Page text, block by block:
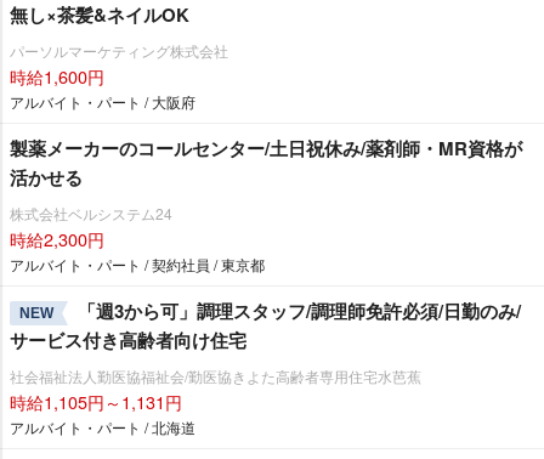
無し×茶髪&ネイルOK
パーソルマーケティング株式会社
時給1,600円
アルバイト・パート / 大阪府
製薬メーカーのコールセンター/土日祝休み/薬剤師・MR資格が
活かせる
株式会社ベルシステム24
時給2,300円
アルバイト・パート / 契約社員 / 東京都
NEW
「週3から可」調理スタッフ/調理師免許必須/日勤のみ/
サービス付き高齢者向け住宅
社会福祉法人勤医協福祉会/勤医協きよた高齢者専用住宅水芭蕉
時給1,105円～1,131円
アルバイト・パート / 北海道